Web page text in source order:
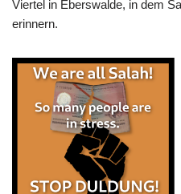
Viertel in Eberswalde, in dem
erinnern.